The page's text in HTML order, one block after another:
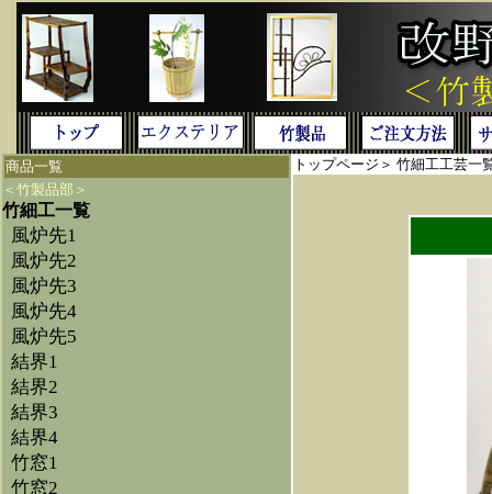
商品一覧
＜竹製品部＞
竹細工一覧
風炉先1
風炉先2
風炉先3
風炉先4
風炉先5
結界1
結界2
結界3
結界4
竹窓1
竹窓2
トップページ ＞ 竹細工工芸一